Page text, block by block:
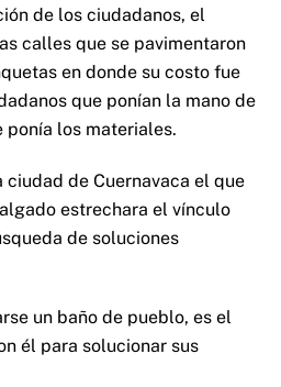
de los ciudadanos, el
calles que se pavimentaron
en donde su costo fue
que ponían la mano de
ponía los materiales.
ciudad de Cuernavaca el que
estrechara el vínculo
de soluciones
un baño de pueblo, es el
él para solucionar sus